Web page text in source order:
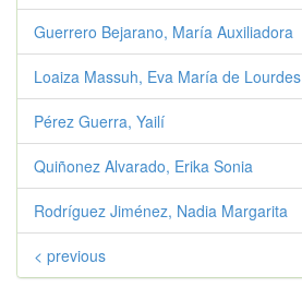
Guerrero Bejarano, María Auxiliadora
Loaiza Massuh, Eva María de Lourdes
Pérez Guerra, Yailí
Quiñonez Alvarado, Erika Sonia
Rodríguez Jiménez, Nadia Margarita
< previous